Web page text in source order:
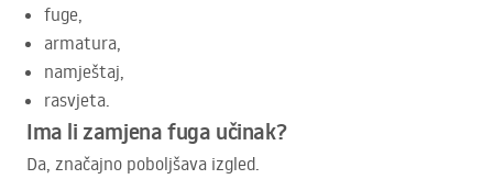
fuge,
armatura,
namještaj,
rasvjeta.
Ima li zamjena fuga učinak?
Da, značajno poboljšava izgled.